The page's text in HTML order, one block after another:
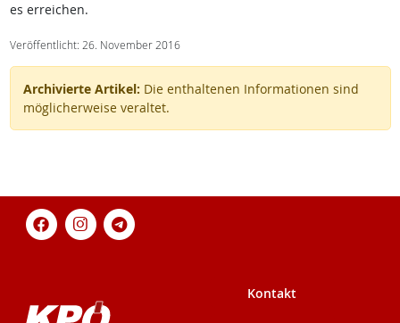
es erreichen.
Veröffentlicht: 26. November 2016
Archivierte Artikel: Die enthaltenen Informationen sind
möglicherweise veraltet.
Kontakt